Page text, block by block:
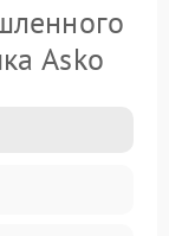
Asko